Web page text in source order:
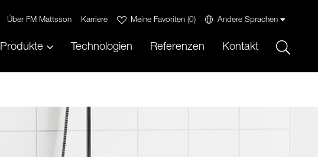
Über FM Mattsson Karriere Meine Favoriten (0) Andere Sprachen
Produkte Technologien Referenzen Kontakt